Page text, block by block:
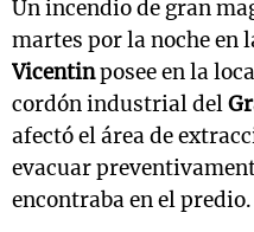
Un incendio de gran
martes por la noche en
Vicentinposee en la
cordón industrial del
afectó el área de
evacuar
encontraba en el predio.